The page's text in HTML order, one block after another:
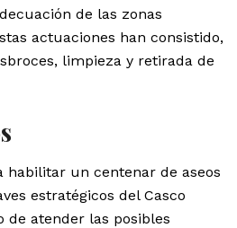
de las zonas
actuaciones han consistido,
limpieza y retirada de
habilitar un centenar de aseos
estratégicos del Casco
de atender las posibles